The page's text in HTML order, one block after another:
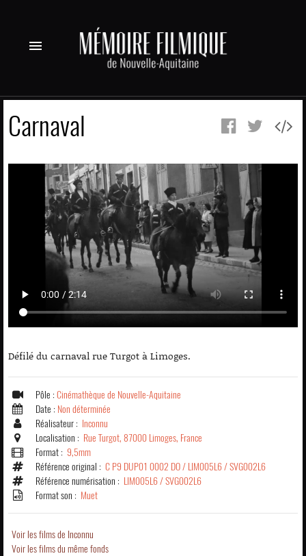
menu
Carnaval
Défilé du carnaval rue Turgot à Limoges.
Pôle : Cinémathèque de Nouvelle-Aquitaine
Date : Non déterminée
Réalisateur : Inconnu
Localisation : Rue Turgot, 87000 Limoges, France
Format : 9,5mm
Référence original : C P9 DUP01 0002 DO / LIM005L6 / SVG002L6
Référence numérisation : LIM005L6 / SVG002L6
Format son : Muet
Voir les films de Inconnu
Voir les films du même fonds